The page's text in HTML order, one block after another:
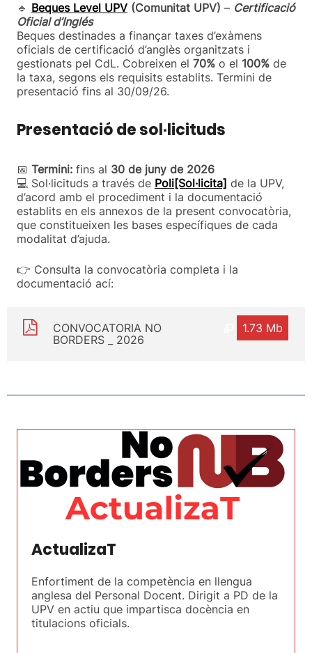
🔹 Beques Level UPV (Comunitat UPV) – Certificació
Oficial d’Inglés
Beques destinades a finançar taxes d’exàmens
oficials de certificació d’anglès organitzats i
gestionats pel CdL. Cobreixen el 70% o el 100% de
la taxa, segons els requisits establits. Termini de
presentació fins al 30/09/26.
Presentació de sol·licituds
📅 Termini: fins al 30 de juny de 2026
💻 Sol·licituds a través de Poli[Sol·licita] de la UPV,
d’acord amb el procediment i la documentació
establits en els annexos de la present convocatòria,
que constitueixen les bases específiques de cada
modalitat d’ajuda.
👉 Consulta la convocatòria completa i la
documentació ací:
1.73 Mb
CONVOCATORIA NO
BORDERS _ 2026
ActualizaT
Enfortiment de la competència en llengua
anglesa del Personal Docent. Dirigit a PD de la
UPV en actiu que impartisca docència en
titulacions oficials.